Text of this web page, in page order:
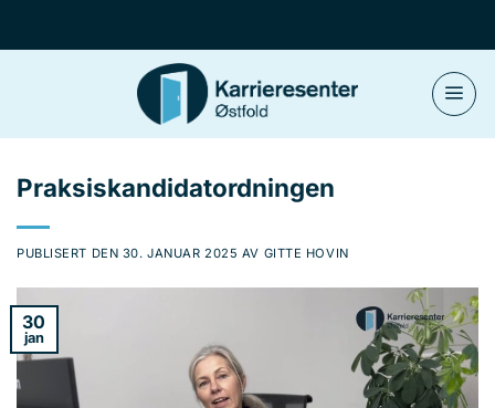
Praksiskandidatordningen
PUBLISERT DEN 30. JANUAR 2025 AV GITTE HOVIN
30
jan